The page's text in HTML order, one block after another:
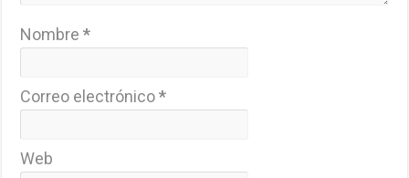
Nombre*
Correo electrónico*
Web